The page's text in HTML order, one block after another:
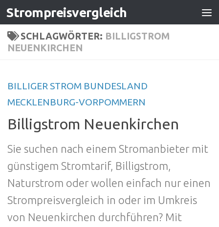
Zum Inhalt springen
Strompreisvergleich
SCHLAGWÖRTER: BILLIGSTROM
NEUENKIRCHEN
BILLIGER STROM BUNDESLAND
MECKLENBURG-VORPOMMERN
Billigstrom Neuenkirchen
Sie suchen nach einem Stromanbieter mit
günstigem Stromtarif, Billigstrom,
Naturstrom oder wollen einfach nur einen
Strompreisvergleich in oder im Umkreis
von Neuenkirchen durchführen? Mit